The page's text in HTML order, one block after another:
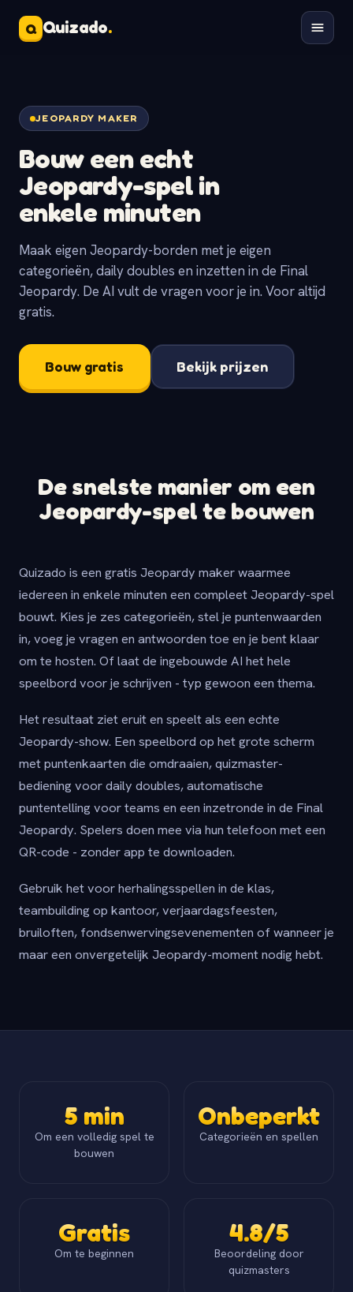
Q Quizado.
JEOPARDY MAKER
Bouw eenecht
Jeopardy-spelin
enkele minuten
Maak eigen Jeopardy-borden met je eigen
categorieën, daily doubles en inzetten in de Final
Jeopardy. De AI vult de vragen voor je in. Voor altijd
gratis.
Bouw gratis Bekijk prijzen
De snelste manier om een
Jeopardy-spel te bouwen
Quizado is een gratis Jeopardy maker waarmee
iedereen in enkele minuten een compleet Jeopardy-spel
bouwt. Kies je zes categorieën, stel je puntenwaarden
in, voeg je vragen en antwoorden toe en je bent klaar
om te hosten. Of laat de ingebouwde AI het hele
speelbord voor je schrijven - typ gewoon een thema.
Het resultaat ziet eruit en speelt als een echte
Jeopardy-show. Een speelbord op het grote scherm
met puntenkaarten die omdraaien, quizmaster-
bediening voor daily doubles, automatische
puntentelling voor teams en een inzetronde in de Final
Jeopardy. Spelers doen mee via hun telefoon met een
QR-code - zonder app te downloaden.
Gebruik het voor herhalingsspellen in de klas,
teambuilding op kantoor, verjaardagsfeesten,
bruiloften, fondsenwervingsevenementen of wanneer je
maar een onvergetelijk Jeopardy-moment nodig hebt.
5 min
Om een volledig spel te
bouwen
Onbeperkt
Categorieën en spellen
Gratis
Om te beginnen
4.8/5
Beoordeling door
quizmasters